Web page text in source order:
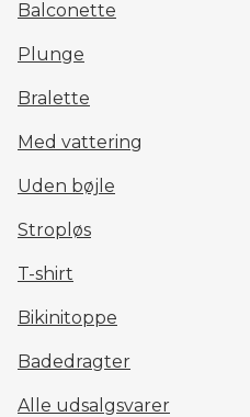
Balconette
Plunge
Bralette
Med vattering
Uden bøjle
Stropløs
T-shirt
Bikinitoppe
Badedragter
Alle udsalgsvarer